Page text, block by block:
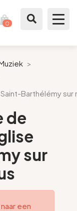
0
>
Barthélémy
de
sur
een